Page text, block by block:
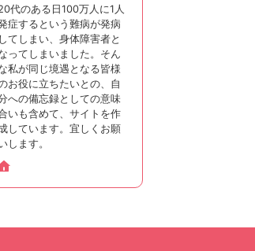
代のある日100万人に1人
症するという難病が発病
してしまい、身体障害者と
ってしまいました。そん
私が同じ境遇となる皆様
お役に立ちたいとの、自
への備忘録としての意味
いも含めて、サイトを作
しています。宜しくお願
します。